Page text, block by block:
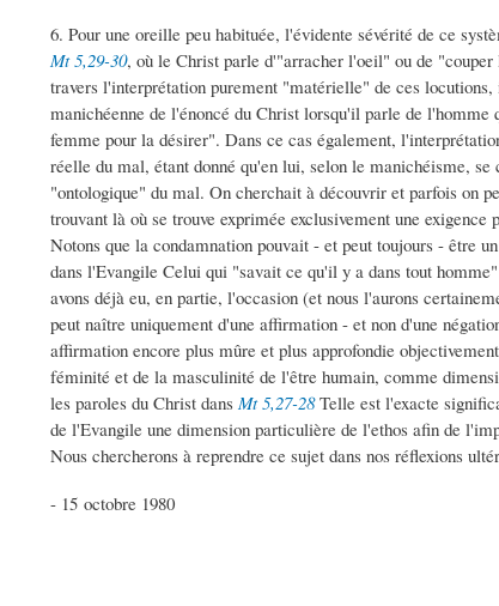
6. Pour une oreille peu habituée, l'évidente sévérité de ce
Mt 5,29-30, où le Christ parle d'"arracher l'oeil" ou de
travers l'interprétation purement "matérielle" de ces
manichéenne de l'énoncé du Christ lorsqu'il parle de
femme pour la désirer". Dans ce cas également,
réelle du mal, étant donné qu'en lui, selon le manichéisme,
"ontologique" du mal. On cherchait à découvrir et parfois on
trouvant là où se trouve exprimée exclusivement une
Notons que la condamnation pouvait - et peut toujours - être
dans l'Evangile Celui qui "savait ce qu'il y a dans tout homme"
avons déjà eu, en partie, l'occasion (et nous l'aurons
peut naître uniquement d'une affirmation - et non d'une
affirmation encore plus mûre et plus approfondie
féminité et de la masculinité de l'être humain, comme
les paroles du Christ dans Mt 5,27-28Telle est l'exacte
de l'Evangile une dimension particulière de l'ethos afin de
Nous chercherons à reprendre ce sujet dans nos réflexions
- 15 octobre 1980